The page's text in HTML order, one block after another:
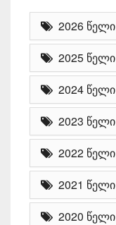
2026 წელი
2025 წელი
2024 წელი
2023 წელი
2022 წელი
2021 წელი
2020 წელი